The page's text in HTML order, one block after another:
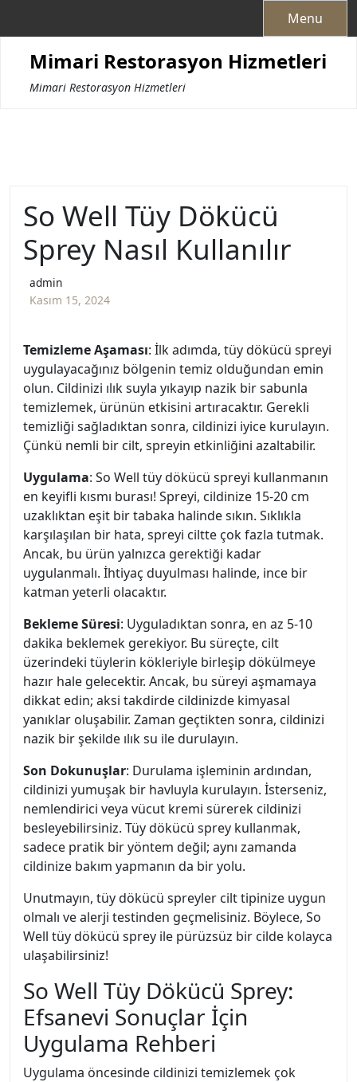
Menu
Mimari Restorasyon Hizmetleri
Mimari Restorasyon Hizmetleri
So Well Tüy Dökücü
Sprey Nasıl Kullanılır
admin
Kasım 15, 2024
Temizleme Aşaması: İlk adımda, tüy dökücü spreyi
uygulayacağınız bölgenin temiz olduğundan emin
olun. Cildinizi ılık suyla yıkayıp nazik bir sabunla
temizlemek, ürünün etkisini artıracaktır. Gerekli
temizliği sağladıktan sonra, cildinizi iyice kurulayın.
Çünkü nemli bir cilt, spreyin etkinliğini azaltabilir.
Uygulama: So Well tüy dökücü spreyi kullanmanın
en keyifli kısmı burası! Spreyi, cildinize 15-20 cm
uzaklıktan eşit bir tabaka halinde sıkın. Sıklıkla
karşılaşılan bir hata, spreyi ciltte çok fazla tutmak.
Ancak, bu ürün yalnızca gerektiği kadar
uygulanmalı. İhtiyaç duyulması halinde, ince bir
katman yeterli olacaktır.
Bekleme Süresi: Uyguladıktan sonra, en az 5-10
dakika beklemek gerekiyor. Bu süreçte, cilt
üzerindeki tüylerin kökleriyle birleşip dökülmeye
hazır hale gelecektir. Ancak, bu süreyi aşmamaya
dikkat edin; aksi takdirde cildinizde kimyasal
yanıklar oluşabilir. Zaman geçtikten sonra, cildinizi
nazik bir şekilde ılık su ile durulayın.
Son Dokunuşlar: Durulama işleminin ardından,
cildinizi yumuşak bir havluyla kurulayın. İsterseniz,
nemlendirici veya vücut kremi sürerek cildinizi
besleyebilirsiniz. Tüy dökücü sprey kullanmak,
sadece pratik bir yöntem değil; aynı zamanda
cildinize bakım yapmanın da bir yolu.
Unutmayın, tüy dökücü spreyler cilt tipinize uygun
olmalı ve alerji testinden geçmelisiniz. Böylece, So
Well tüy dökücü sprey ile pürüzsüz bir cilde kolayca
ulaşabilirsiniz!
So Well Tüy Dökücü Sprey:
Efsanevi Sonuçlar İçin
Uygulama Rehberi
Uygulama öncesinde cildinizi temizlemek çok